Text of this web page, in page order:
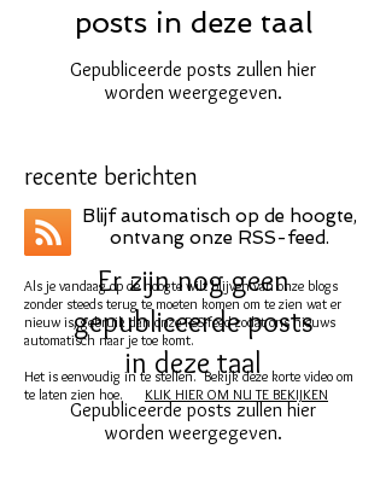
posts in deze taal
Gepubliceerde posts zullen hier
worden weergegeven.
recente berichten
Er zijn nog geen
gepubliceerde posts
in deze taal
Gepubliceerde posts zullen hier
worden weergegeven.
Blijf automatisch op de hoogte,
ontvang onze RSS-feed.
Als je vandaag op de hoogte wilt blijven van onze blogs
zonder steeds terug te moeten komen om te zien wat er
nieuw is, gebruik dan onze RSS-feed zodat ons nieuws
automatisch naar je toe komt.
Het is eenvoudig in te stellen. Bekijk deze korte video om
te laten zien hoe. KLIK HIER OM NU TE BEKIJKEN